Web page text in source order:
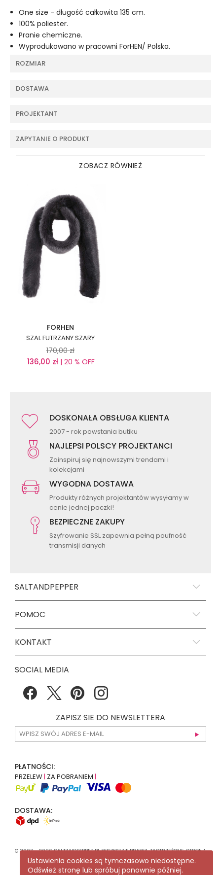
One size - długość całkowita 135 cm.
100% poliester.
Pranie chemiczne.
Wyprodukowano w pracowni ForHEN/ Polska.
ROZMIAR
DOSTAWA
PROJEKTANT
ZAPYTANIE O PRODUKT
ZOBACZ RÓWNIEŻ
FORHEN
SZAL FUTRZANY SZARY
170,00 zł
136,00 zł | 20 % OFF
DOSKONAŁA OBSŁUGA KLIENTA
2007 - rok powstania butiku
NAJLEPSI POLSCY PROJEKTANCI
Zainspiruj się najnowszymi trendami i
kolekcjami
WYGODNA DOSTAWA
Produkty różnych projektantów wysyłamy w
cenie jednej paczki!
BEZPIECZNE ZAKUPY
Szyfrowanie SSL zapewnia pełną poufność
transmisji danych
SALTANDPEPPER
POMOC
KONTAKT
SOCIAL MEDIA
ZAPISZ SIE DO NEWSLETTERA
PŁATNOŚCI:
PRZELEW| ZA POBRANIEM |
DOSTAWA:
© 2007 - 2026 SALTANDPEPPER.PL WSZYSTKIE PRAWA ZASTRZEŻONE. STRONA
KORZYSTA Z RECAPTCHA .POLITYKA PRYWATNOŚCIGOOGLE MA
ZASTOSOWANIE.
Ustawienia cookies są tymczasowo niedostępne.
Odśwież stronę lub spróbuj ponownie później.